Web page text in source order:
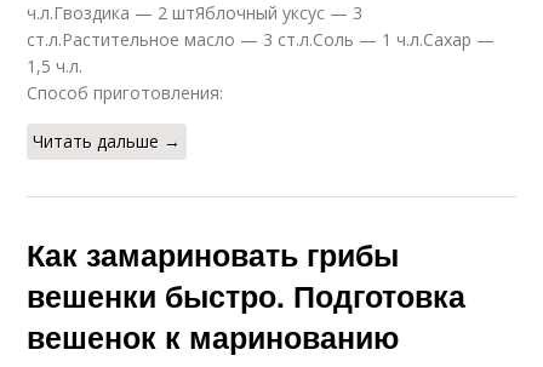
ч.л.Гвоздика — 2 штЯблочный уксус — 3
ст.л.Растительное масло — 3 ст.л.Соль — 1 ч.л.Сахар —
1,5 ч.л.
Способ приготовления:
Читать дальше →
Как замариновать грибы
вешенки быстро. Подготовка
вешенок к маринованию